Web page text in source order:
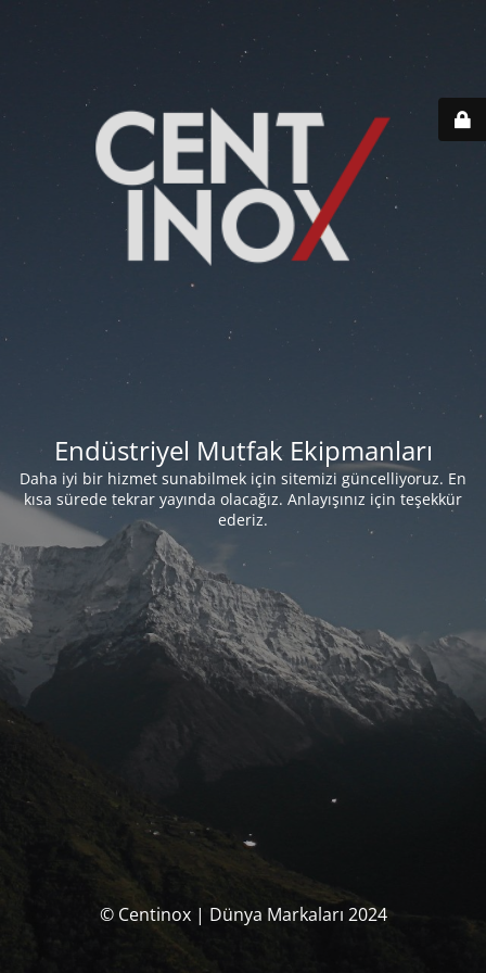
Endüstriyel Mutfak Ekipmanları
Daha iyi bir hizmet sunabilmek için sitemizi güncelliyoruz. En
kısa sürede tekrar yayında olacağız. Anlayışınız için teşekkür
ederiz.
© Centinox | Dünya Markaları 2024